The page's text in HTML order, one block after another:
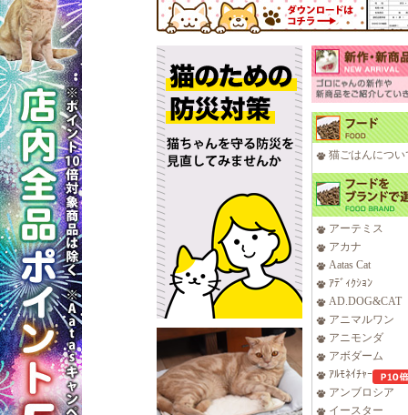
猫ごはんについ
アーテミス
アカナ
Aatas Cat
ｱﾃﾞｨｸｼｮﾝ
AD.DOG&CAT
アニマルワン
アニモンダ
アボダーム
ｱﾙﾓﾈｲﾁｬｰ
アンブロシア
イースター